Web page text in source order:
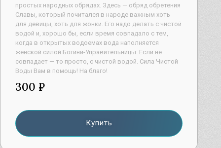
простых народных обрядах. Здесь — обряд обретения
Славы, который почитался в народе важным хоть
для девицы, хоть для жонки. Его надо делать с чистой
водой и, хорошо бы, если время совпадало с тем,
когда в открытых водоемах вода наполняется
женской силой Богини-Управительницы. Если не
совпадает — то просто, с чистой водой. Сила Чистой
Воды Вам в помощь! На благо!
300 ₽
Купить